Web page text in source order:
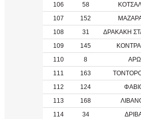
106
58
107
152
108
31 ΔΡΑΚΑΚΗ
109
145
110
8
111
163
112
124
113
168
114
34